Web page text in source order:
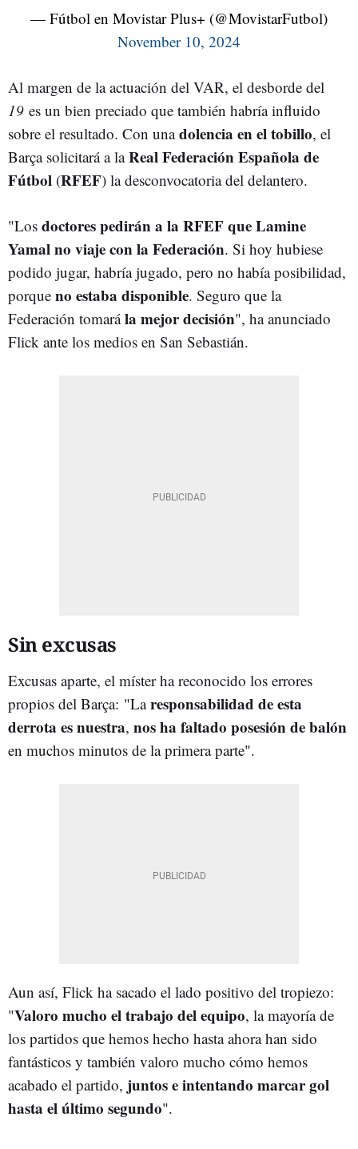
— Fútbol en Movistar Plus+ (@MovistarFutbol)
November 10, 2024
Al margen de la actuación del VAR, el desborde del
19 es un bien preciado que también habría influido
sobre el resultado. Con unadolencia en el tobillo, el
Barça solicitará a laReal Federación Española de
Fútbol (RFEF) la desconvocatoria del delantero.
"Los doctores pedirán a la RFEF que Lamine
Yamal no viaje con la Federación. Si hoy hubiese
podido jugar, habría jugado, pero no había posibilidad,
porque no estaba disponible. Seguro que la
Federación tomarála mejor decisión", ha anunciado
Flick ante los medios en San Sebastián.
Sin excusas
Excusas aparte, el míster ha reconocido los errores
propios del Barça: "Laresponsabilidad de esta
derrota es nuestra, nos ha faltado posesión de balón
en muchos minutos de la primera parte".
Aun así, Flick ha sacado el lado positivo del tropiezo:
"Valoro mucho el trabajo del equipo, la mayoría de
los partidos que hemos hecho hasta ahora han sido
fantásticos y también valoro mucho cómo hemos
acabado el partido, juntos e intentando marcar gol
hasta el último segundo".